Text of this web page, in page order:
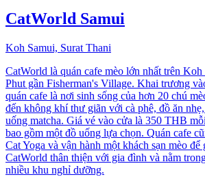
CatWorld Samui
Koh Samui, Surat Thani
CatWorld là quán cafe mèo lớn nhất trên
Phut gần Fisherman's Village. Khai trương
quán cafe là nơi sinh sống của hơn 20 chú
đến không khí thư giãn với cà phê, đồ ăn
uống matcha. Giá vé vào cửa là 350 THB
bao gồm một đồ uống lựa chọn. Quán cafe
Cat Yoga và vận hành một khách sạn mèo
CatWorld thân thiện với gia đình và nằm
nhiều khu nghỉ dưỡng.